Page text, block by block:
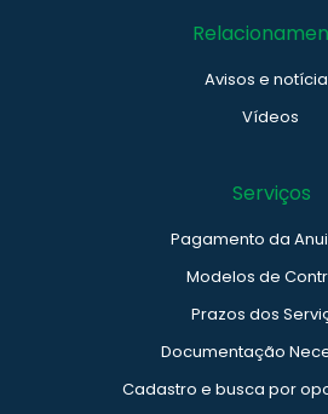
Avisos e
Vídeos
Serviços
Pagamento da
Modelos de
Prazos dos
Documentação
Cadastro e busca por